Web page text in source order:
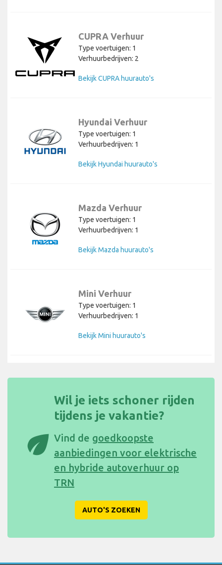
CUPRA Verhuur
Type voertuigen: 1
Verhuurbedrijven: 2
Bekijk CUPRA huurauto's
Hyundai Verhuur
Type voertuigen: 1
Verhuurbedrijven: 1
Bekijk Hyundai huurauto's
Mazda Verhuur
Type voertuigen: 1
Verhuurbedrijven: 1
Bekijk Mazda huurauto's
Mini Verhuur
Type voertuigen: 1
Verhuurbedrijven: 1
Bekijk Mini huurauto's
eco
Wil je iets schoner rijden
tijdens je vakantie?
Vind de goedkoopste
aanbiedingen voor elektrische
en hybride autoverhuur op
TRN
AUTO'S ZOEKEN